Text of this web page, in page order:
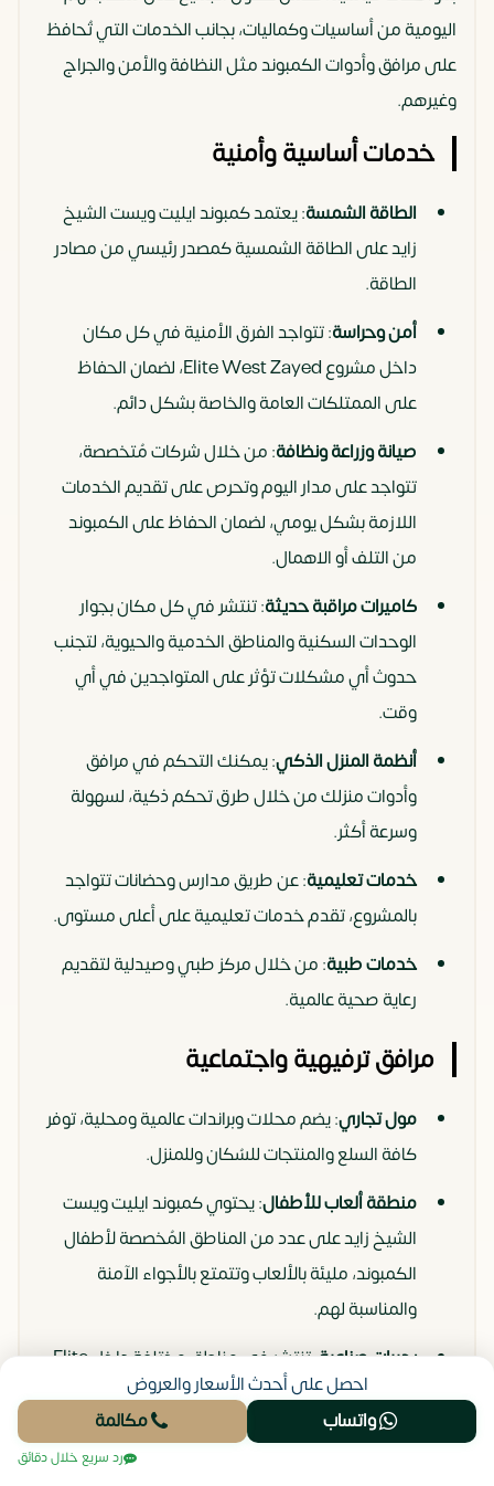
اليومية من أساسيات وكماليات، بجانب الخدمات التي تُحافظ
على مرافق وأدوات الكمبوند مثل النظافة والأمن والجراج
وغيرهم.
خدمات أساسية وأمنية
الطاقة الشمسة: يعتمد كمبوند ايليت ويست الشيخ
زايد على الطاقة الشمسية كمصدر رئيسي من مصادر
الطاقة.
أمن وحراسة: تتواجد الفرق الأمنية في كل مكان
داخل مشروع Elite West Zayed، لضمان الحفاظ
على الممتلكات العامة والخاصة بشكل دائم.
صيانة وزراعة ونظافة: من خلال شركات مُتخصصة،
تتواجد على مدار اليوم وتحرص على تقديم الخدمات
اللازمة بشكل يومي، لضمان الحفاظ على الكمبوند
من التلف أو الاهمال.
كاميرات مراقبة حديثة: تنتشر في كل مكان بجوار
الوحدات السكنية والمناطق الخدمية والحيوية، لتجنب
حدوث أي مشكلات تؤثر على المتواجدين في أي
وقت.
أنظمة المنزل الذكي: يمكنك التحكم في مرافق
وأدوات منزلك من خلال طرق تحكم ذكية، لسهولة
وسرعة أكثر.
خدمات تعليمية: عن طريق مدارس وحضانات تتواجد
بالمشروع، تقدم خدمات تعليمية على أعلى مستوى.
خدمات طبية: من خلال مركز طبي وصيدلية لتقديم
رعاية صحية عالمية.
مرافق ترفيهية واجتماعية
مول تجاري: يضم محلات وبراندات عالمية ومحلية، توفر
كافة السلع والمنتجات للسُكان وللمنزل.
منطقة ألعاب للأطفال: يحتوي كمبوند ايليت ويست
الشيخ زايد على عدد من المناطق المُخصصة لأطفال
الكمبوند، مليئة بالألعاب وتتمتع بالأجواء الآمنة
والمناسبة لهم.
بحيرات صناعية
: تنتشر في مناطق مختلفة داخل Elite
West Compound، توفر إطلالات ساحرة من
الوحدات ومن مختلف الأنحاء.
احصل على أحدث الأسعار والعروض
واتساب
مكالمة
رد سريع خلال دقائق